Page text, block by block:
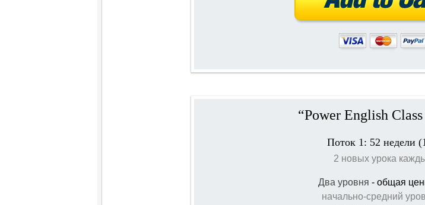
“Power English Class
Поток 1: 52 недели
2 новых урока
Два уровня - общая
начально-средний